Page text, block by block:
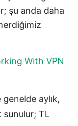
şu anda daha
With VPN
aylık,
sunulur; TL